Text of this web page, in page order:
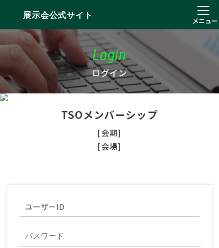
展示会公式サイト
メニュー
Login
ログイン
TSOメンバーシップ
[会期]
[会場]